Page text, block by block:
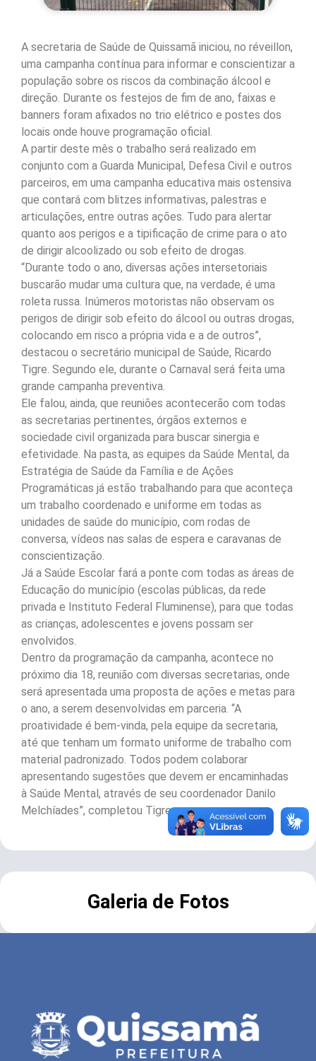
A secretaria de Saúde de Quissamã iniciou, no réveillon,
uma campanha contínua para informar e conscientizar a
população sobre os riscos da combinação álcool e
direção. Durante os festejos de fim de ano, faixas e
banners foram afixados no trio elétrico e postes dos
locais onde houve programação oficial.
A partir deste mês o trabalho será realizado em
conjunto com a Guarda Municipal, Defesa Civil e outros
parceiros, em uma campanha educativa mais ostensiva
que contará com blitzes informativas, palestras e
articulações, entre outras ações. Tudo para alertar
quanto aos perigos e a tipificação de crime para o ato
de dirigir alcoolizado ou sob efeito de drogas.
“Durante todo o ano, diversas ações intersetoriais
buscarão mudar uma cultura que, na verdade, é uma
roleta russa. Inúmeros motoristas não observam os
perigos de dirigir sob efeito do álcool ou outras drogas,
colocando em risco a própria vida e a de outros”,
destacou o secretário municipal de Saúde, Ricardo
Tigre. Segundo ele, durante o Carnaval será feita uma
grande campanha preventiva.
Ele falou, ainda, que reuniões acontecerão com todas
as secretarias pertinentes, órgãos externos e
sociedade civil organizada para buscar sinergia e
efetividade. Na pasta, as equipes da Saúde Mental, da
Estratégia de Saúde da Família e de Ações
Programáticas já estão trabalhando para que aconteça
um trabalho coordenado e uniforme em todas as
unidades de saúde do município, com rodas de
conversa, vídeos nas salas de espera e caravanas de
conscientização.
Já a Saúde Escolar fará a ponte com todas as áreas de
Educação do município (escolas públicas, da rede
privada e Instituto Federal Fluminense), para que todas
as crianças, adolescentes e jovens possam ser
envolvidos.
Dentro da programação da campanha, acontece no
próximo dia 18, reunião com diversas secretarias, onde
será apresentada uma proposta de ações e metas para
o ano, a serem desenvolvidas em parceria. “A
proatividade é bem-vinda, pela equipe da secretaria,
até que tenham um formato uniforme de trabalho com
material padronizado. Todos podem colaborar
apresentando sugestões que devem er encaminhadas
à Saúde Mental, através de seu coordenador Danilo
Melchíades”, completou Tigre.
Galeria de Fotos